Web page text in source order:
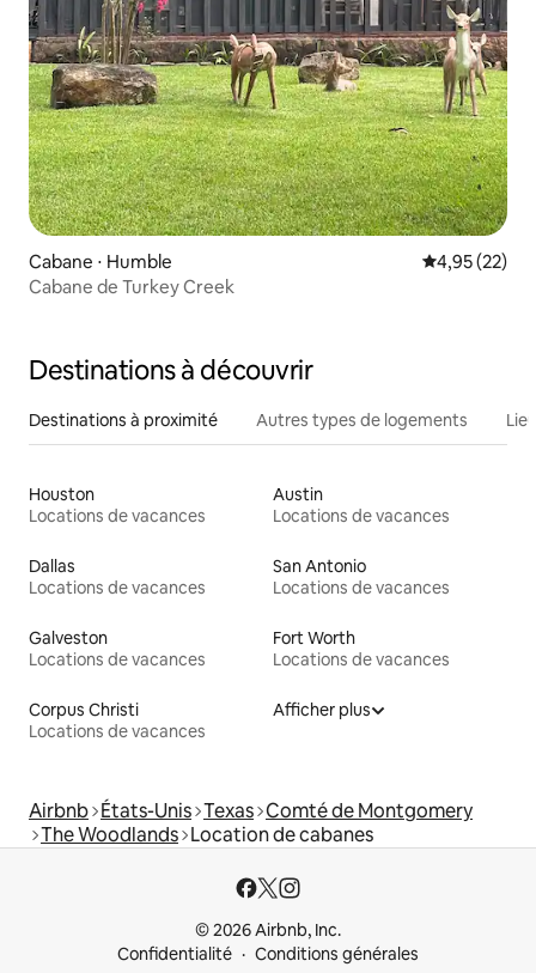
Cabane ⋅ Humble Évaluation
4,95 (22)
Cabane de Turkey Creek
Destinations à découvrir
Destinations à proximité Autres types de logements
Houston
Locations de vacances
Austin
Locations de vacances
Dallas
Locations de vacances
San Antonio
Locations de vacances
Galveston
Locations de vacances
Fort Worth
Locations de vacances
Corpus Christi
Locations de vacances
Afficher plus
Airbnb États-Unis Texas Comté de Montgomery
The Woodlands Location de cabanes
© 2026 Airbnb, Inc.
Confidentialité
Conditions générales